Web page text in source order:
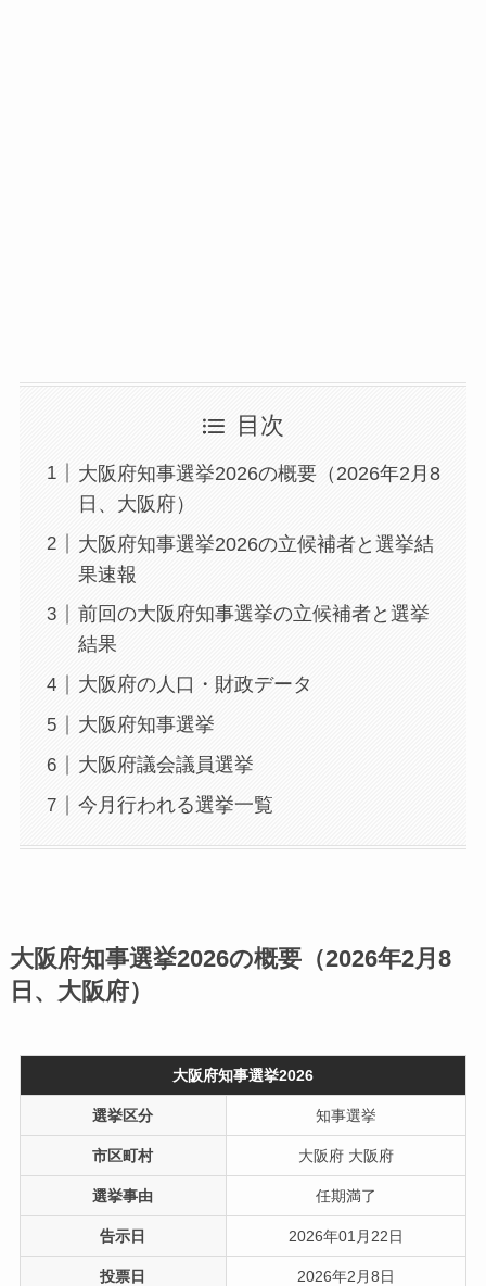
目次
大阪府知事選挙2026の概要（2026年2月8
日、大阪府）
大阪府知事選挙2026の立候補者と選挙結
果速報
前回の大阪府知事選挙の立候補者と選挙
結果
大阪府の人口・財政データ
大阪府知事選挙
大阪府議会議員選挙
今月行われる選挙一覧
大阪府知事選挙2026の概要（2026年2月8
日、大阪府）
大阪府知事選挙2026
選挙区分 知事選挙
市区町村 大阪府 大阪府
選挙事由 任期満了
告示日 2026年01月22日
投票日 2026年2月8日